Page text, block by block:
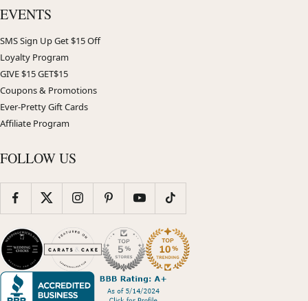
EVENTS
SMS Sign Up Get $15 Off
Loyalty Program
GIVE $15 GET$15
Coupons & Promotions
Ever-Pretty Gift Cards
Affiliate Program
FOLLOW US